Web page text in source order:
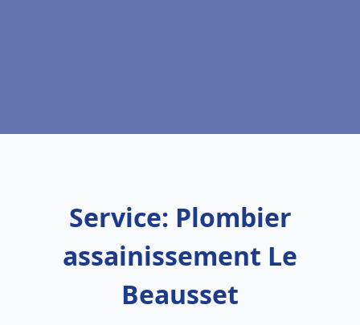
Service: Plombier
assainissement Le
Beausset